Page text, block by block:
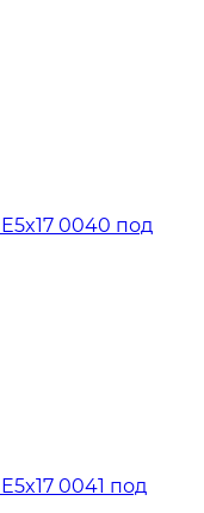
0040 под
0041 под